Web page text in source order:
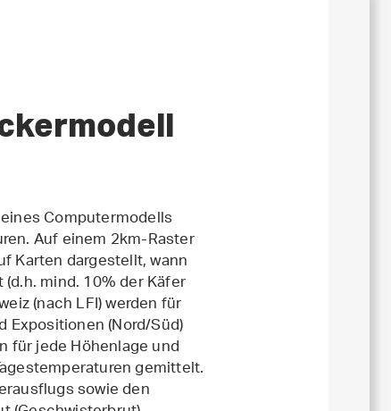
Computermodells
Auf einem 2km-Raster
Karten dargestellt, wann
mind. 10% der Käfer
(nach LFI) werden für
(Nord/Süd)
für jede Höhenlage und
gemittelt.
sowie den